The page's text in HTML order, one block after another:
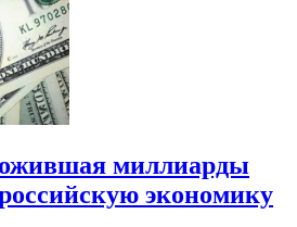
миллиарды
экономику